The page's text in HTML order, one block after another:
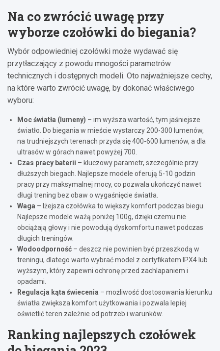
Na co zwrócić uwagę przy
wyborze czołówki do biegania?
Wybór odpowiedniej czołówki może wydawać się
przytłaczający z powodu mnogości parametrów
technicznych i dostępnych modeli. Oto najważniejsze cechy,
na które warto zwrócić uwagę, by dokonać właściwego
wyboru:
Moc światła (lumeny) – im wyższa wartość, tym jaśniejsze
światło. Do biegania w mieście wystarczy 200-300 lumenów,
na trudniejszych terenach przyda się 400-600 lumenów, a dla
ultrasów w górach nawet powyżej 700.
Czas pracy baterii – kluczowy parametr, szczególnie przy
dłuższych biegach. Najlepsze modele oferują 5-10 godzin
pracy przy maksymalnej mocy, co pozwala ukończyć nawet
długi trening bez obaw o wygaśnięcie światła.
Waga – lżejsza czołówka to większy komfort podczas biegu.
Najlepsze modele ważą poniżej 100g, dzięki czemu nie
obciążają głowy i nie powodują dyskomfortu nawet podczas
długich treningów.
Wodoodporność – deszcz nie powinien być przeszkodą w
treningu, dlatego warto wybrać model z certyfikatem IPX4 lub
wyższym, który zapewni ochronę przed zachlapaniem i
opadami.
Regulacja kąta świecenia – możliwość dostosowania kierunku
światła zwiększa komfort użytkowania i pozwala lepiej
oświetlić teren zależnie od potrzeb i warunków.
Ranking najlepszych czołówek